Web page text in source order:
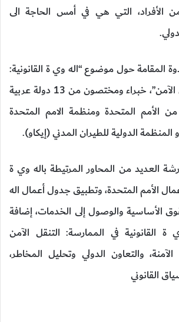
الأفراد، التي هي في أمس الحاجة الى
المقامة حول موضوع “اله وي ة القانونية:
أمن الحدود والتنقل الآمن”، خبراء ومختصون من 13 دولة عربية
من الأمم المتحدة ومنظمة الامم المتحدة
الدولية للطيران المدني (إيكاو).
العديد من المحاور المرتيطة باله وي ة
الأمم المتحدة، وتطبيق جدول أعمال اله
الأساسية والوصول إلى الخدمات، إضافة
القانونية في الممارسة: التنقل الآمن
والتعاون الدولي وتحليل المخاطر،
القانوني